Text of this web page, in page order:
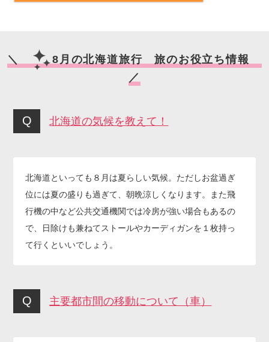
＼
8月の北海道旅行 旅のお役立ち情報
／
北海道の気候を教えて！
北海道といっても８月は夏らしい気候。ただしお盆過ぎ
位には夏の盛りも過ぎて、朝晩涼しくなります。また飛
行機の中など公共交通機関では冷房が強い場合もあるの
で、日除けも兼ねてストールやカーディガンを１枚持っ
て行くといいでしょう。
主要都市間の移動について（車）